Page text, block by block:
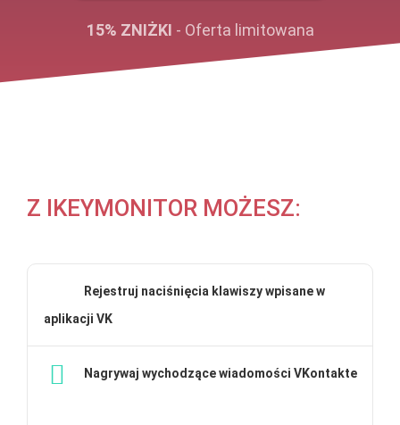
15% ZNIŻKI - Oferta limitowana
Z IKEYMONITOR MOŻESZ:
Rejestruj naciśnięcia klawiszy wpisane w
aplikacji VK
Nagrywaj wychodzące wiadomości VKontakte